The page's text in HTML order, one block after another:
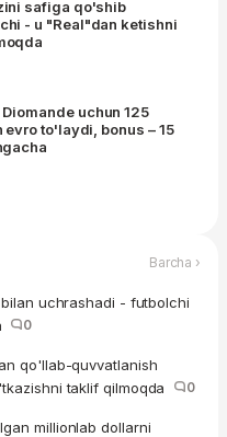
safiga qo'shib
- u "Real"dan ketishni
uchun 125
evro to'laydi, bonus – 15
Barcha ›
uchrashadi - futbolchi
0
qo'llab-quvvatlanish
taklif qilmoqda
0
millionlab dollarni